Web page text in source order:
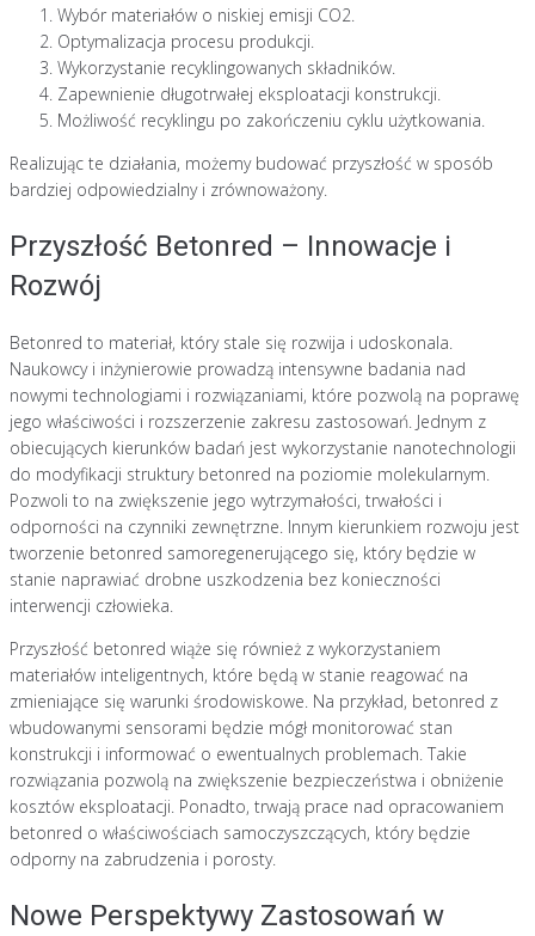
Wybór materiałów o niskiej emisji CO2.
Optymalizacja procesu produkcji.
Wykorzystanie recyklingowanych składników.
Zapewnienie długotrwałej eksploatacji konstrukcji.
Możliwość recyklingu po zakończeniu cyklu użytkowania.
Realizując te działania, możemy budować przyszłość w sposób
bardziej odpowiedzialny i zrównoważony.
Przyszłość Betonred – Innowacje i
Rozwój
Betonred to materiał, który stale się rozwija i udoskonala.
Naukowcy i inżynierowie prowadzą intensywne badania nad
nowymi technologiami i rozwiązaniami, które pozwolą na poprawę
jego właściwości i rozszerzenie zakresu zastosowań. Jednym z
obiecujących kierunków badań jest wykorzystanie nanotechnologii
do modyfikacji struktury betonred na poziomie molekularnym.
Pozwoli to na zwiększenie jego wytrzymałości, trwałości i
odporności na czynniki zewnętrzne. Innym kierunkiem rozwoju jest
tworzenie betonred samoregenerującego się, który będzie w
stanie naprawiać drobne uszkodzenia bez konieczności
interwencji człowieka.
Przyszłość betonred wiąże się również z wykorzystaniem
materiałów inteligentnych, które będą w stanie reagować na
zmieniające się warunki środowiskowe. Na przykład, betonred z
wbudowanymi sensorami będzie mógł monitorować stan
konstrukcji i informować o ewentualnych problemach. Takie
rozwiązania pozwolą na zwiększenie bezpieczeństwa i obniżenie
kosztów eksploatacji. Ponadto, trwają prace nad opracowaniem
betonred o właściwościach samoczyszczących, który będzie
odporny na zabrudzenia i porosty.
Nowe Perspektywy Zastosowań w